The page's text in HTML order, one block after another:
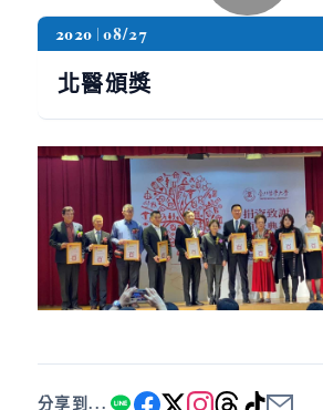
2020 08/27
北醫頒獎
分享到...